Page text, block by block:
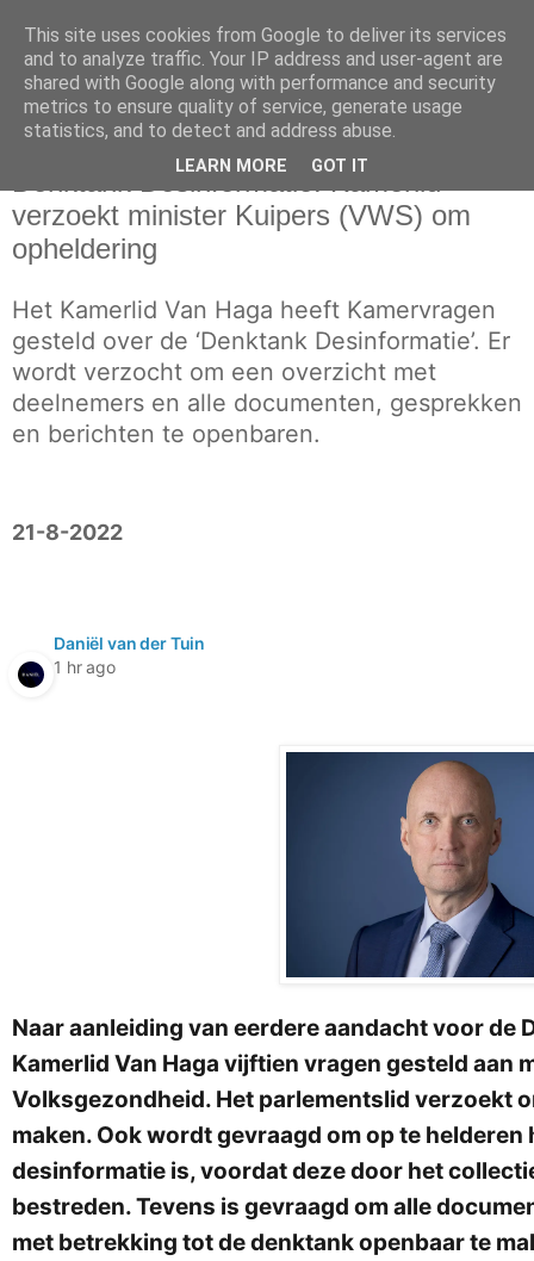
zondag 21 augustus 2022
Denktank Desinformatie: Kamerlid
verzoekt minister Kuipers (VWS) om
opheldering
Het Kamerlid Van Haga heeft Kamervragen
gesteld over de ‘Denktank Desinformatie’. Er
wordt verzocht om een overzicht met
deelnemers en alle documenten, gesprekken
en berichten te openbaren.
21-8-2022
Daniël van der Tuin
1 hr ago
Naar aanleiding van eerdere aandacht voor de
Kamerlid Van Haga vijftien vragen gesteld aan
Volksgezondheid. Het parlementslid verzoekt
maken. Ook wordt gevraagd om op te
desinformatie is, voordat deze door het
bestreden. Tevens is gevraagd om alle
met betrekking tot de denktank openbaar te
This site uses cookies from Google to deliver its services
and to analyze traffic. Your IP address and user-agent are
shared with Google along with performance and security
metrics to ensure quality of service, generate usage
statistics, and to detect and address abuse.
LEARN MORE GOT IT